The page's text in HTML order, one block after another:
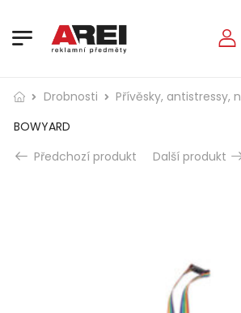
Drobnosti
Přívěsky, antistressy,
BOWYARD
Předchozí produkt
Další produkt